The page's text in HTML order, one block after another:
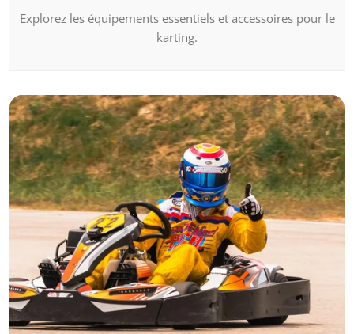
Explorez les équipements essentiels et accessoires pour le
karting.